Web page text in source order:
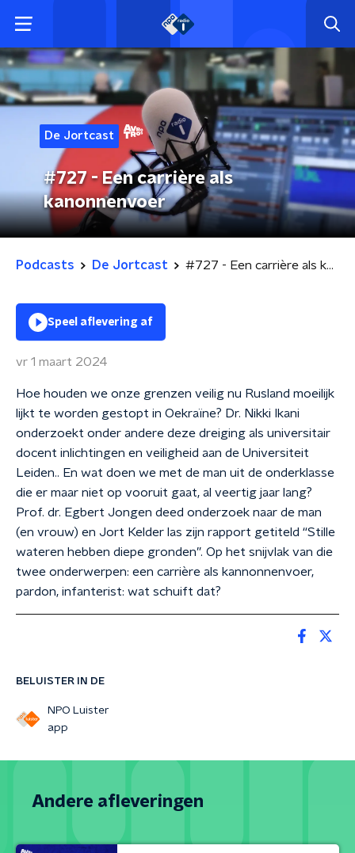
De Jortcast
#727 - Een carrière als
kanonnenvoer
Podcasts De Jortcast #727 - Een carrière als kanonnenvoer
BELUISTER IN DE
NPO Luister
app
Speel aflevering af
vr 1 maart 2024
Hoe houden we onze grenzen veilig nu Rusland moeilijk
lijkt te worden gestopt in Oekraïne? Dr. Nikki Ikani
onderzoekt onder andere deze dreiging als universitair
docent inlichtingen en veiligheid aan de Universiteit
Leiden.. En wat doen we met de man uit de onderklasse
die er maar niet op vooruit gaat, al veertig jaar lang?
Prof. dr. Egbert Jongen deed onderzoek naar de man
(en vrouw) en Jort Kelder las zijn rapport getiteld “Stille
wateren hebben diepe gronden”. Op het snijvlak van die
twee onderwerpen: een carrière als kannonnenvoer,
pardon, infanterist: wat schuift dat?
Andere afleveringen